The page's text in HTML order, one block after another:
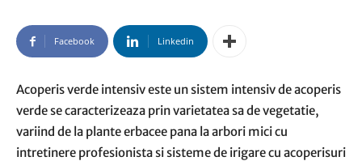
Facebook Linkedin
Acoperis verde intensiv este un sistem intensiv de acoperis
verde se caracterizeaza prin varietatea sa de vegetatie,
variind de la plante erbacee pana la arbori mici cu
intretinere profesionista si sisteme de irigare cu acoperisuri